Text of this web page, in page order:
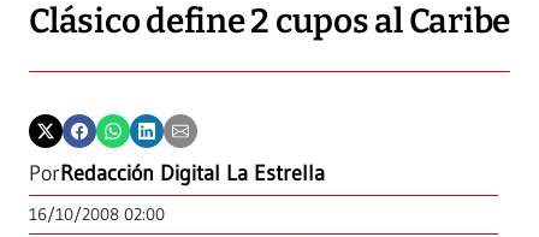
Clásico define 2 cupos al Caribe
PorRedacción Digital La Estrella
16/10/2008 02:00